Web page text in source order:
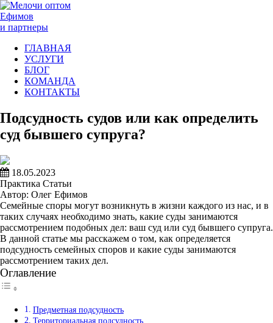
Ефимов
и партнеры
ГЛАВНАЯ
УСЛУГИ
БЛОГ
КОМАНДА
КОНТАКТЫ
Подсудность судов или как определить
суд бывшего супруга?
18.05.2023
Практика Статьи
Автор: Олег Ефимов
Семейные споры могут возникнуть в жизни каждого из нас, и в
таких случаях необходимо знать, какие суды занимаются
рассмотрением подобных дел: ваш суд или суд бывшего супруга.
В данной статье мы расскажем о том, как определяется
подсудность семейных споров и какие суды занимаются
рассмотрением таких дел.
Оглавление
Предметная подсудность
Территориальная подсудность